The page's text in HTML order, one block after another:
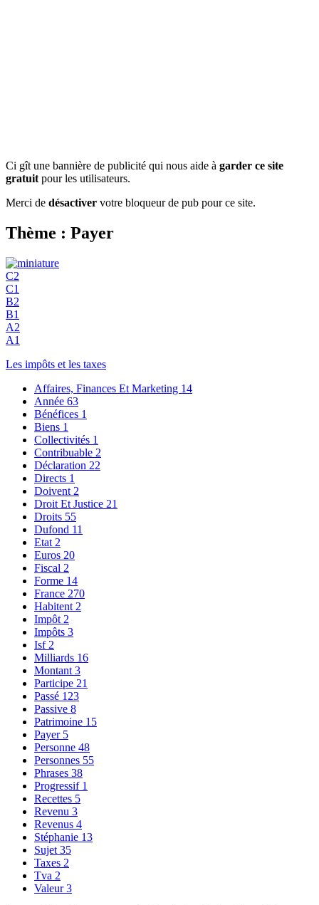
Ci gît une bannière de publicité qui nous aide à garder ce site
gratuit pour les utilisateurs.
Merci de désactiver votre bloqueur de pub pour ce site.
Thème : Payer
C2
C1
B2
B1
A2
A1
Les impôts et les taxes
Affaires, Finances Et Marketing 14
Année 63
Bénéfices 1
Biens 1
Collectivités 1
Contribuable 2
Déclaration 22
Directs 1
Doivent 2
Droit Et Justice 21
Droits 55
Dufond 11
Etat 2
Euros 20
Fiscal 2
Forme 14
France 270
Habitent 2
Impôt 2
Impôts 3
Isf 2
Milliards 16
Montant 3
Participe 21
Passé 123
Passive 8
Patrimoine 15
Payer 5
Personne 48
Personnes 55
Phrases 38
Progressif 1
Recettes 5
Revenu 3
Revenus 4
Stéphanie 13
Sujet 35
Taxes 2
Tva 2
Valeur3